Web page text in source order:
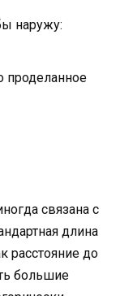
наружу:
проделанное
связана с
длина
расстояние до
большие